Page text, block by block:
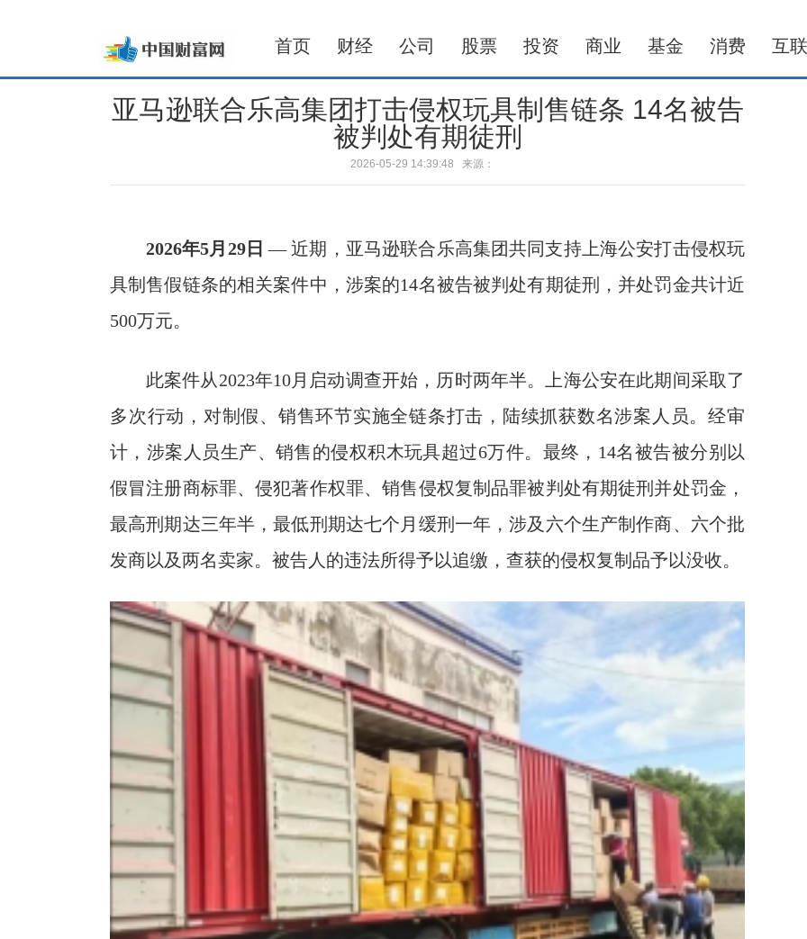
首页 财经 公司 股票 投资 商业 基金 消费 互
亚马逊联合乐高集团打击侵权玩具制售链条 14名被告
被判处有期徒刑
2026-05-29 14:39:48 来源：
2026年5月 29日 — 近期，亚马逊联合乐高集团共同支持上海公安打击侵权玩
具制售假链条的相关案件中，涉案的14名被告被判处有期徒刑，并处罚金共计近
500万元。
此案件从2023年10月启动调查开始，历时两年半。上海公安在此期间采取了
多次行动，对制假、销售环节实施全链条打击，陆续抓获数名涉案人员。经审
计，涉案人员生产、销售的侵权积木玩具超过6万件。最终，14名被告被分别以
假冒注册商标罪、侵犯著作权罪、销售侵权复制品罪被判处有期徒刑并处罚金，
最高刑期达三年半，最低刑期达七个月缓刑一年，涉及六个生产制作商、六个批
发商以及两名卖家。被告人的违法所得予以追缴，查获的侵权复制品予以没收。